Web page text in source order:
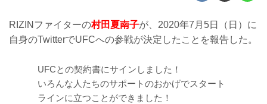
RIZINファイターの村田夏南子が、2020年7月5日（日）に
自身のTwitterでUFCへの参戦が決定したことを報告した。
UFCとの契約書にサインしました！
いろんな人たちのサポートのおかげでスタート
ラインに立つことができました！